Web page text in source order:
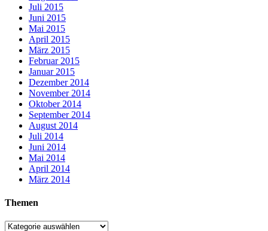
Juli 2015
Juni 2015
Mai 2015
April 2015
März 2015
Februar 2015
Januar 2015
Dezember 2014
November 2014
Oktober 2014
September 2014
August 2014
Juli 2014
Juni 2014
Mai 2014
April 2014
März 2014
Themen